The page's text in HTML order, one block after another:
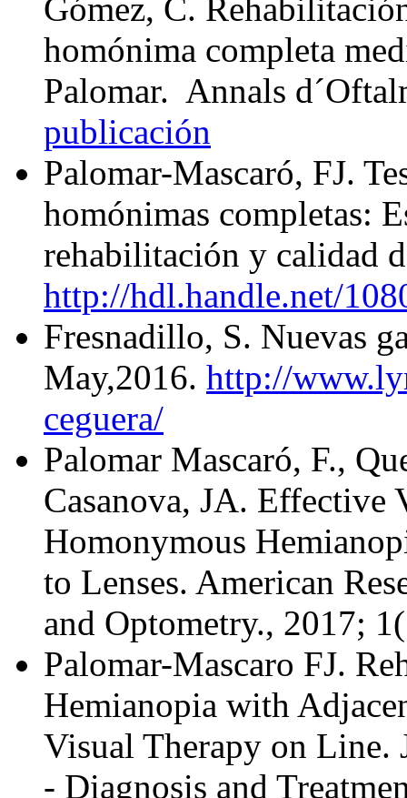
Gómez, C.
homónima completa
Palomar. Annals
publicación
Palomar-Mascaró, FJ.
homónimas completas:
rehabilitación y calidad
http://hdl.handle.net/
Fresnadillo, S. Nuevas
May,2016. http://
ceguera/
Palomar Mascaró, F.,
Casanova, JA.
Homonymous
to Lenses. American
and Optometry., 2017;
Palomar-Mascaro FJ.
Hemianopia with
Visual Therapy on
- Diagnosis and